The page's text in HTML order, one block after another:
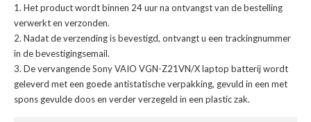
Het product wordt binnen 24 uur na ontvangst van de bestelling
verwerkt en verzonden.
Nadat de verzending is bevestigd, ontvangt u een trackingnummer
in de bevestigingsemail.
Devervangende Sony VAIO VGN-Z21VN/X laptop batterijwordt
geleverd met een goede antistatische verpakking, gevuld in een met
spons gevulde doos en verder verzegeld in een plastic zak.